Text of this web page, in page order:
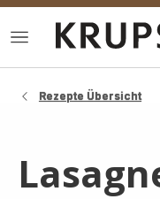
Das
Rezepte Übersicht